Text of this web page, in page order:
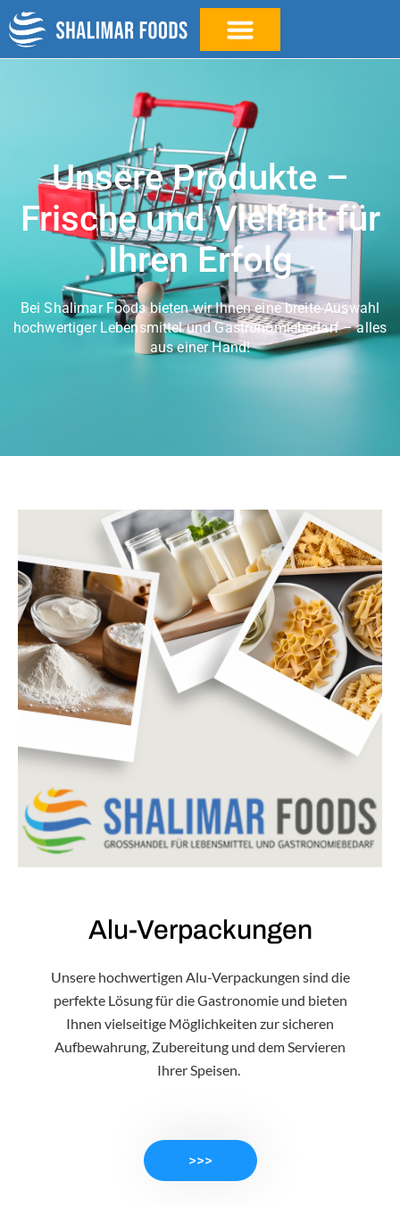
Unsere Produkte –
Frische und Vielfalt für
Ihren Erfolg
Bei Shalimar Foods bieten wir Ihnen eine breite Auswahl
hochwertiger Lebensmittel und Gastronomiebedarf – alles
aus einer Hand!
PRODUKTE ANSEHEN
Alu-Verpackungen
Unsere hochwertigen Alu-Verpackungen sind die
perfekte Lösung für die Gastronomie und bieten
Ihnen vielseitige Möglichkeiten zur sicheren
Aufbewahrung, Zubereitung und dem Servieren
Ihrer Speisen.
>>>